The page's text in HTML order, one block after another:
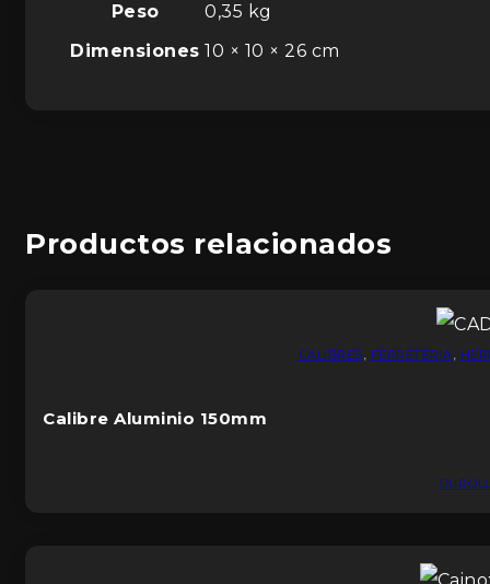
Peso
0,35 kg
Dimensiones 10 × 10 × 26 cm
Productos relacionados
CALIBRES, FERRETERIA,
Calibre Aluminio 150mm